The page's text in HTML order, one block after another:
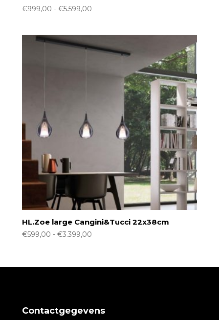
€999,00 - €5.599,00Prijsklasse:
HL.Zoe large Cangini&Tucci 22x38cm
€599,00 - €3.399,00Prijsklasse:
€3.399,00
Contactgegevens